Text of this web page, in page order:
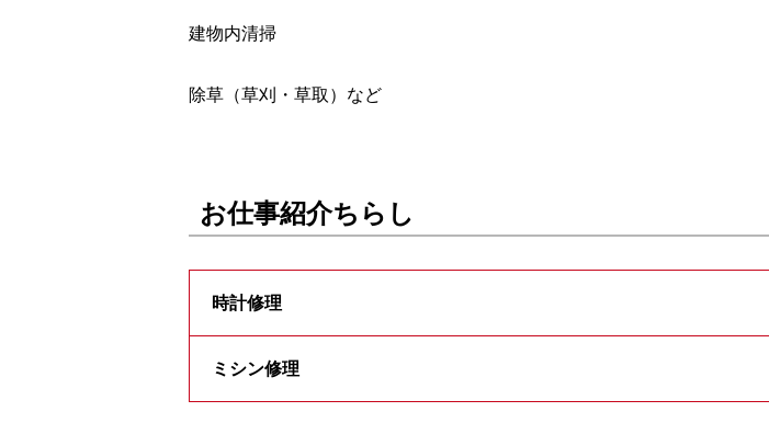
建物内清掃
除草（草刈・草取）など
お仕事紹介ちらし
時計修理
ミシン修理